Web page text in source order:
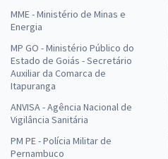
MME - Ministério de Minas e
Energia
MP GO - Ministério Público do
Estado de Goiás - Secretário
Auxiliar da Comarca de
Itapuranga
ANVISA - Agência Nacional de
Vigilância Sanitária
PM PE - Polícia Militar de
Pernambuco